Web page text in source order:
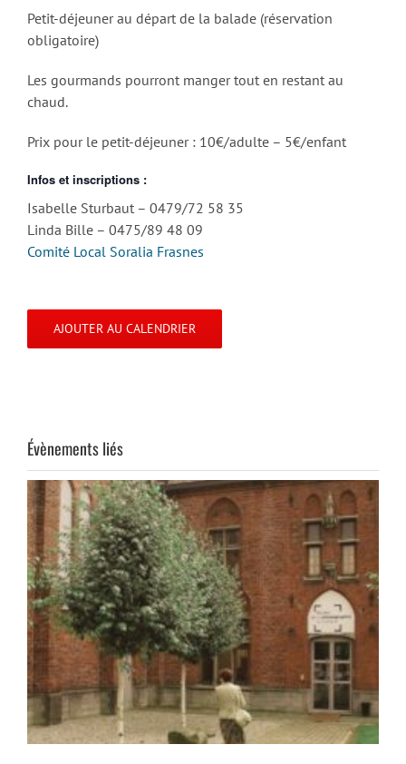
Petit-déjeuner au départ de la balade (réservation
obligatoire)
Les gourmands pourront manger tout en restant au
chaud.
Prix pour le petit-déjeuner : 10€/adulte – 5€/enfant
Infos et inscriptions :
Isabelle Sturbaut – 0479/72 58 35
Linda Bille – 0475/89 48 09
Comité Local Soralia Frasnes
AJOUTER AU CALENDRIER
Évènements liés